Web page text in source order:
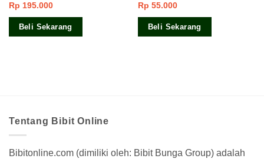
Rp 195.000
Beli Sekarang
Rp 55.000
Beli Sekarang
Tentang Bibit Online
Bibitonline.com (dimiliki oleh: Bibit Bunga Group) adalah